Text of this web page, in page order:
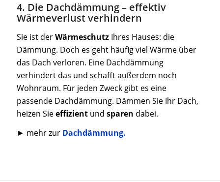
4. Die Dachdämmung – effektiv
Wärmeverlust verhindern
Sie ist derWärmeschutzIhres Hauses: die
Dämmung. Doch es geht häufig viel Wärme über
das Dach verloren. Eine Dachdämmung
verhindert das und schafft außerdem noch
Wohnraum. Für jeden Zweck gibt es eine
passende Dachdämmung. Dämmen Sie Ihr Dach,
heizen Sieeffizientund sparen dabei.
► mehr zur Dachdämmung.